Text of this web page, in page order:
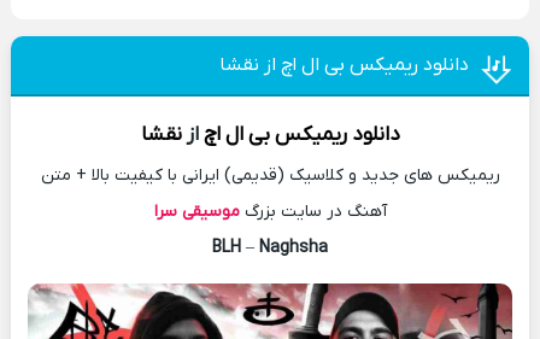
دانلود ریمیکس بی ال اچ از نقشا
دانلودریمیکس بی ال اچ ازنقشا
ریمیکس های جدید و کلاسیک (قدیمی) ایرانی با کیفیت بالا + متن
آهنگ در سایت بزرگموسیقی سرا
BLH – Naghsha